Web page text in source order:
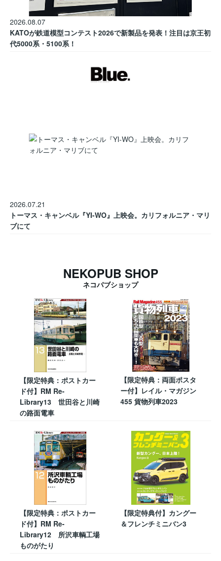
2026.08.07
KATOが鉄道模型コンテスト2026で新製品を発表！注目は京王初
代5000系・5100系！
2026.07.21
トーマス・キャンベル『YI-WO』上映会。カリフォルニア・マリ
ブにて
NEKOPUB SHOP
ネコパブショップ
【限定特典：ポストカー
ド付】RM Re-
Library13 世田谷と川崎
の路面電車
【限定特典：両面ポスタ
ー付】レイル・マガジン
455 貨物列車2023
【限定特典：ポストカー
ド付】RM Re-
Library12 所沢車輌工場
ものがたり
【限定特典付】カングー
＆フレンチミニバン3